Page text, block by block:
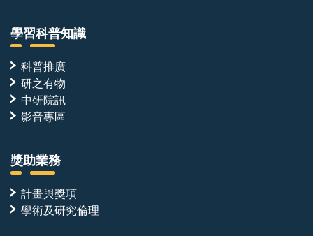
之數據收集與結構解析
●細胞生物學合作團隊——將經生化與結構驗證之分子
導入細胞系統，檢驗其對泛素化修飾與下游訊息路徑之
調控效果，並進一步延伸至疾病相關模式
●國內外學術合作單位——共同推動方法開發與轉譯應
用
化重組—結構解析—細胞功能—疾病調控」的完整鏈
學習科普知識
科普推廣
研之有物
中研院訊
影音專區
獎助業務
計畫與獎項
學術及研究倫理